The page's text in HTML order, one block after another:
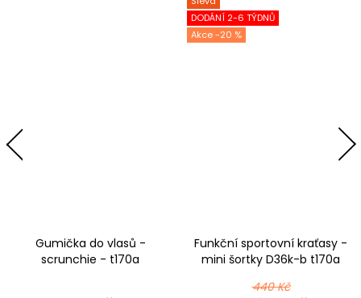
Gumička do vlasů -
scrunchie - t170a
DODÁNÍ 2-6 TÝDNŮ
-20 %
Funkční sportovní kraťasy -
mini šortky D36k-b t170a
440 Kč